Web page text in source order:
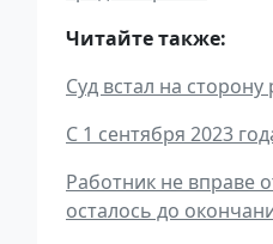
Читайте также:
Суд встал на
С 1 сентября 2023
Работник не вправе
осталось до